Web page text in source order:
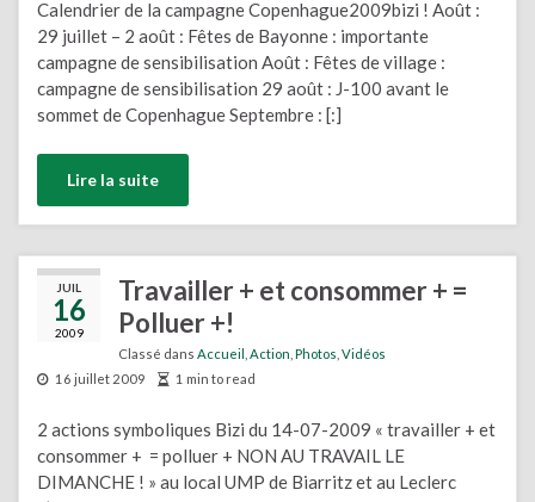
Calendrier de la campagne Copenhague2009bizi ! Août :
29 juillet – 2 août : Fêtes de Bayonne : importante
campagne de sensibilisation Août : Fêtes de village :
campagne de sensibilisation 29 août : J-100 avant le
sommet de Copenhague Septembre : [:]
Lire la suite
JUIL
16
2009
Travailler + et consommer + =
Polluer +!
Classé dans Accueil Action Photos Vidéos
16 juillet 2009
1 min to read
2 actions symboliques Bizi du 14-07-2009 « travailler + et
consommer + = polluer + NON AU TRAVAIL LE
DIMANCHE ! » au local UMP de Biarritz et au Leclerc